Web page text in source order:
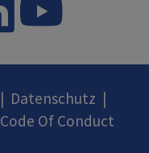
Datenschutz
Code Of Conduct